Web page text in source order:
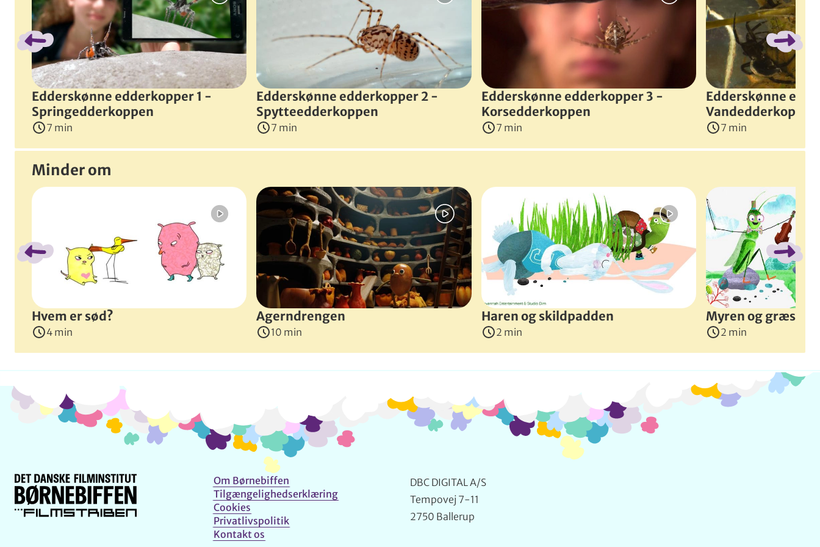
Instruktør:Adam Schmedes(Danmark, 2018 )
Edderskønne edderkopper 1 -
Springedderkoppen
7 min
Edderskønne edderkopper 2 -
Spytteedderkoppen
7 min
Edderskønne edderkopper 3 -
Korsedderkoppen
7 min
Edderskønne
Vandedderkoppen
7 min
Minder om
Spring bånd over
Hvem er sød?
4 min
Agerndrengen
10 min
Haren og skildpadden
2 min
Myren og
2 min
Info og kontakt
Om Børnebiffen
Tilgængelighedserklæring
Cookies
Privatlivspolitik
Kontakt os
DBC DIGITAL A/S
Tempovej 7-11
2750 Ballerup